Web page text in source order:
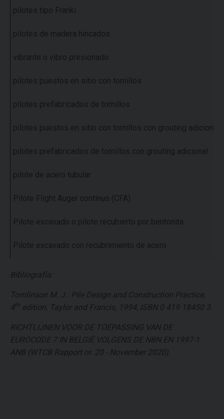
pilotes tipo Franki
pilotes de madera hincados
vibrante o vibro presionado
pilotes puestos en sitio con tornillos
pilotes prefabricados de tornillos
pilotes puestos en sitio con tornillos con grouting adicional
pilotes prefabricados de tornillos con grouting adicional
pilote de acero tubular
Pilote Flight Auger continuo (CFA)
Pilote excavado o pilote recubierto por bentonita
Pilote excavado con recubrimiento de acero
Bibliografía:
Tomlinson M. J.: Pile Design and Construction Practice,
4th edition, Taylor and Francis, 1994, ISBN 0 419 18450 3.
RICHTLIJNEN VOOR DE TOEPASSING VAN DE
EUROCODE 7 IN BELGIË VOLGENS DE NBN EN 1997-1
ANB (WTCB Rapport nr. 20 - November 2020)